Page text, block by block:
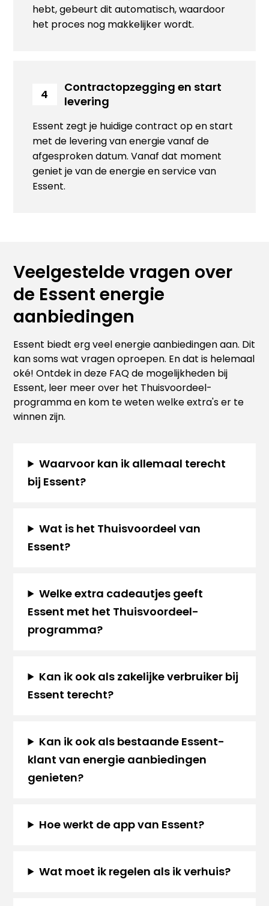
hebt, gebeurt dit automatisch, waardoor
het proces nog makkelijker wordt.
4
Contractopzegging en start
levering
Essent zegt je huidige contract op en start
met de levering van energie vanaf de
afgesproken datum. Vanaf dat moment
geniet je van de energie en service van
Essent.
Veelgestelde vragen over
de Essent energie
aanbiedingen
Essent biedt erg veel energie aanbiedingen aan. Dit
kan soms wat vragen oproepen. En dat is helemaal
oké! Ontdek in deze FAQ de mogelijkheden bij
Essent, leer meer over het Thuisvoordeel-
programma en kom te weten welke extra's er te
winnen zijn.
Waarvoor kan ik allemaal terecht
bij Essent?
Wat is het Thuisvoordeel van
Essent?
Welke extra cadeautjes geeft
Essent met het Thuisvoordeel-
programma?
Kan ik ook als zakelijke verbruiker bij
Essent terecht?
Kan ik ook als bestaande Essent-
klant van energie aanbiedingen
genieten?
Hoe werkt de app van Essent?
Wat moet ik regelen als ik verhuis?